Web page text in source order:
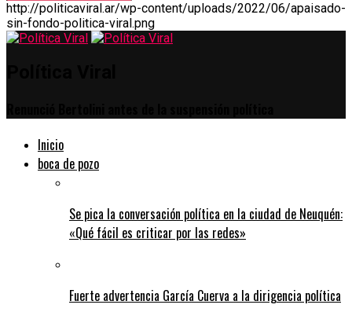
http://politicaviral.ar/wp-content/uploads/2022/06/apaisado-
sin-fondo-politica-viral.png
Inicio
boca de pozo
Se pica la conversación política en la ciudad de Neuquén:
«Qué fácil es criticar por las redes»
Fuerte advertencia García Cuerva a la dirigencia política